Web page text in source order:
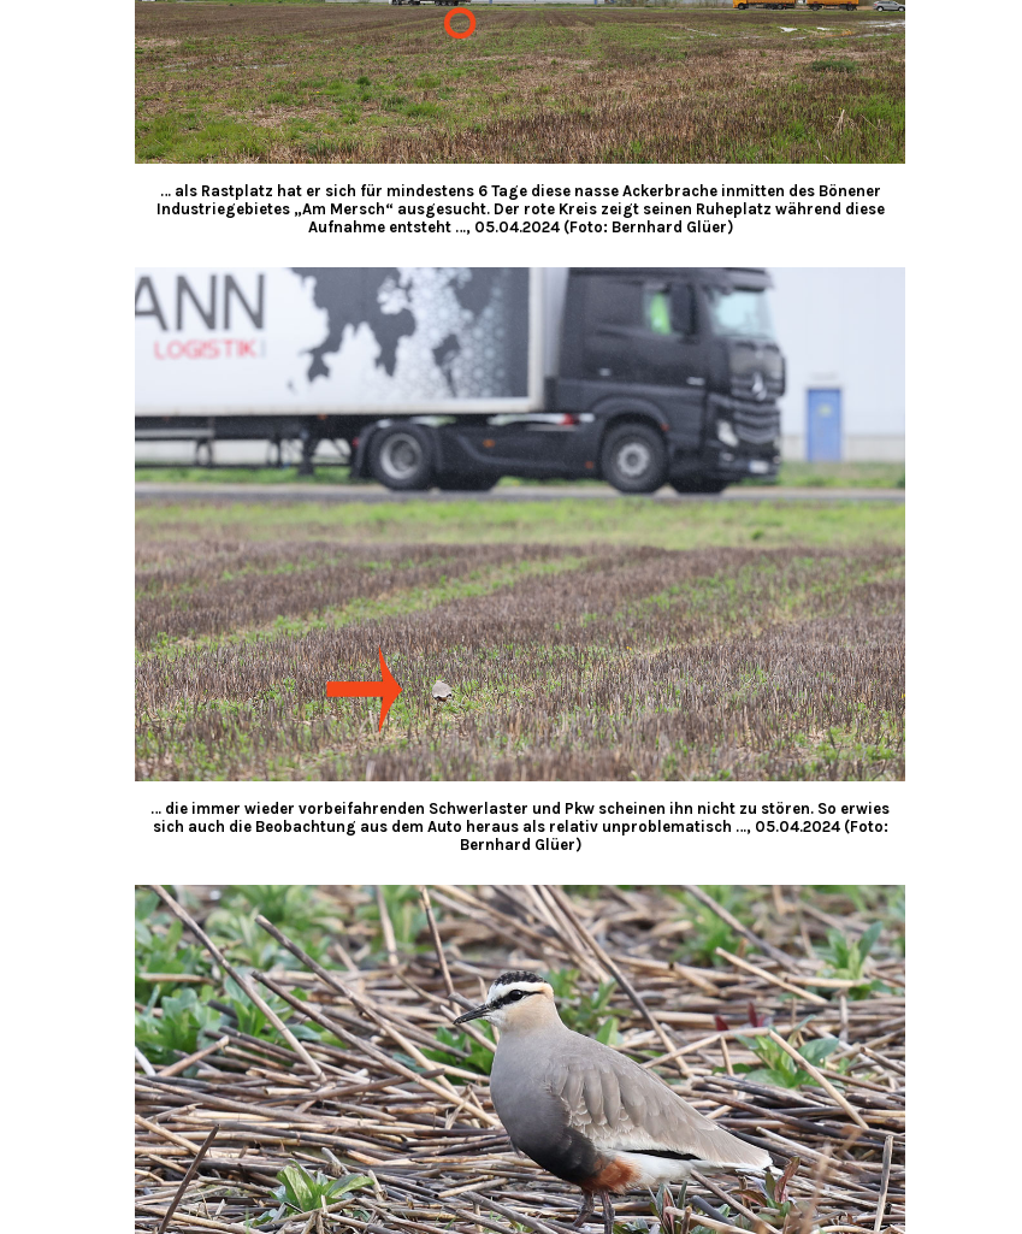
… als Rastplatz hat er sich für mindestens 6 Tage diese nasse Ackerbrache inmitten des Bönener
Industriegebietes „Am Mersch“ ausgesucht. Der rote Kreis zeigt seinen Ruheplatz während diese
Aufnahme entsteht …, 05.04.2024 (Foto: Bernhard Glüer)
… die immer wieder vorbeifahrenden Schwerlaster und Pkw scheinen ihn nicht zu stören. So erwies
sich auch die Beobachtung aus dem Auto heraus als relativ unproblematisch …, 05.04.2024 (Foto:
Bernhard Glüer)